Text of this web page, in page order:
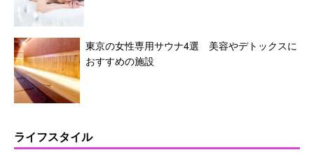
東京の女性専用サウナ4選 美容やデトックスに
おすすめの施設
ライフスタイル